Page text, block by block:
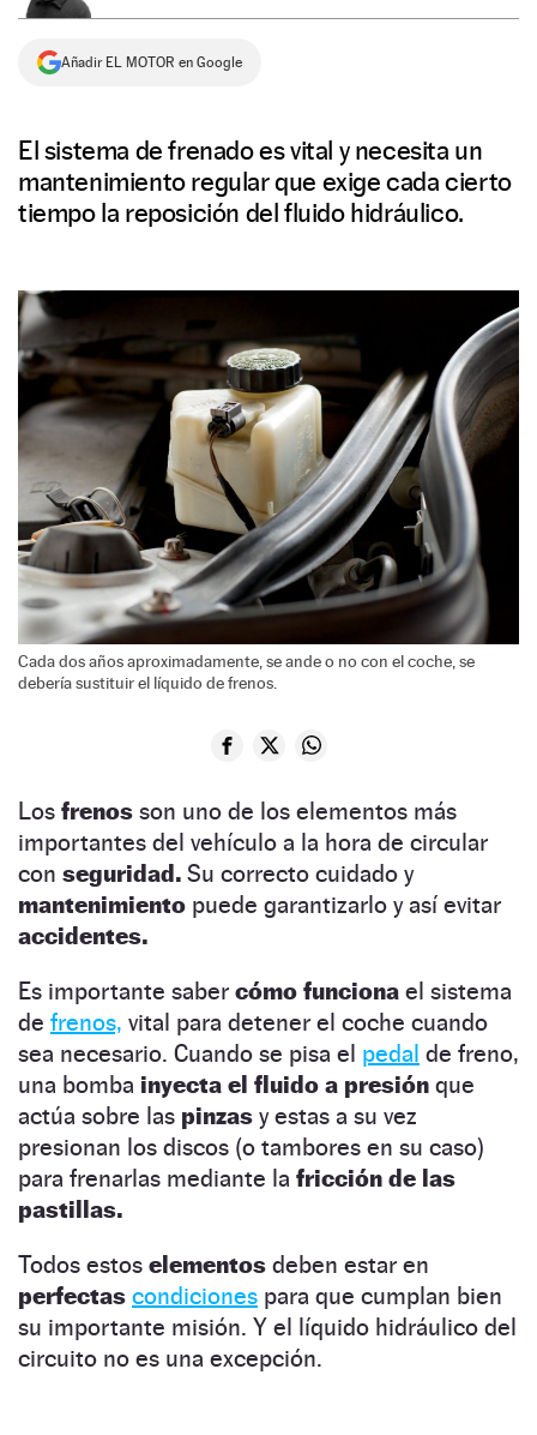
Añadir EL MOTOR en Google
El sistema de frenado es vital y necesita un
mantenimiento regular que exige cada cierto
tiempo la reposición del fluido hidráulico.
Cada dos años aproximadamente, se ande o no con el coche, se
debería sustituir el líquido de frenos.
Los frenos son uno de los elementos más
importantes del vehículo a la hora de circular
con seguridad. Su correcto cuidado y
mantenimiento puede garantizarlo y así evitar
accidentes.
Es importante saber cómo funciona el sistema
de frenos, vital para detener el coche cuando
sea necesario. Cuando se pisa el pedal de freno,
una bomba inyecta el fluido a presión que
actúa sobre las pinzas y estas a su vez
presionan los discos (o tambores en su caso)
para frenarlas mediante la fricción de las
pastillas.
Todos estos elementos deben estar en
perfectas condiciones para que cumplan bien
su importante misión. Y el líquido hidráulico del
circuito no es una excepción.